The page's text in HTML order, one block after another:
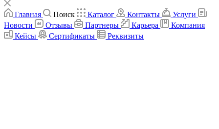
Главная Поиск Каталог Контакты
Услуги
Новости
Отзывы Партнеры Карьера
Компания
Кейсы
Сертификаты Реквизиты